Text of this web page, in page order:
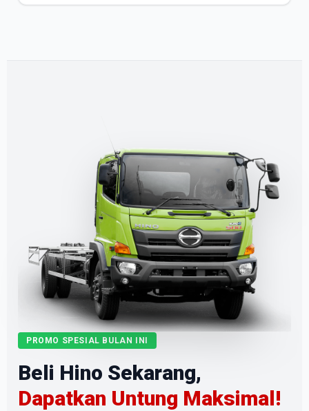
PROMO SPESIAL BULAN INI
Beli Hino Sekarang,
Dapatkan Untung Maksimal!